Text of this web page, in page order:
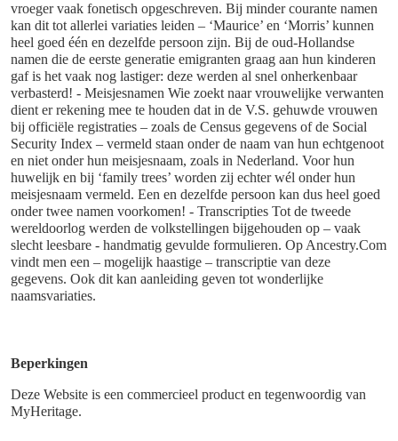
vroeger vaak fonetisch opgeschreven. Bij minder courante namen
kan dit tot allerlei variaties leiden – ‘Maurice’ en ‘Morris’ kunnen
heel goed één en dezelfde persoon zijn. Bij de oud-Hollandse
namen die de eerste generatie emigranten graag aan hun kinderen
gaf is het vaak nog lastiger: deze werden al snel onherkenbaar
verbasterd! - Meisjesnamen Wie zoekt naar vrouwelijke verwanten
dient er rekening mee te houden dat in de V.S. gehuwde vrouwen
bij officiële registraties – zoals de Census gegevens of de Social
Security Index – vermeld staan onder de naam van hun echtgenoot
en niet onder hun meisjesnaam, zoals in Nederland. Voor hun
huwelijk en bij ‘family trees’ worden zij echter wél onder hun
meisjesnaam vermeld. Een en dezelfde persoon kan dus heel goed
onder twee namen voorkomen! - Transcripties Tot de tweede
wereldoorlog werden de volkstellingen bijgehouden op – vaak
slecht leesbare - handmatig gevulde formulieren. Op Ancestry.Com
vindt men een – mogelijk haastige – transcriptie van deze
gegevens. Ook dit kan aanleiding geven tot wonderlijke
naamsvariaties.
Beperkingen
Deze Website is een commercieel product en tegenwoordig van
MyHeritage.